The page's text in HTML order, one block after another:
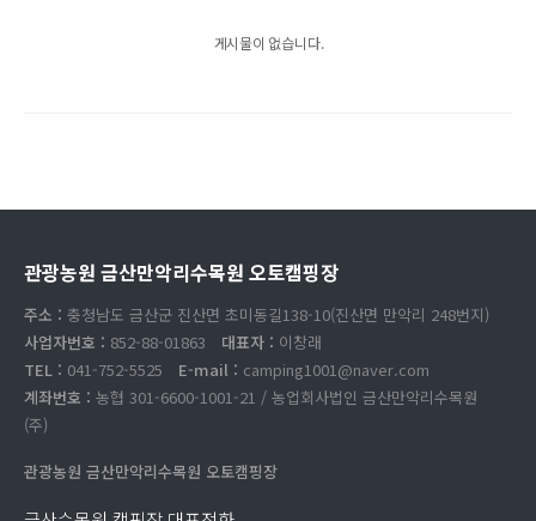
게시물이 없습니다.
관광농원 금산만악리수목원 오토캠핑장
주소 : 충청남도 금산군 진산면 초미동길138-10(진산면 만악리 248번지)
사업자번호 : 852-88-01863 대표자 : 이창래
TEL : 041-752-5525 E-mail : camping1001@naver.com
계좌번호 : 농협 301-6600-1001-21 / 농업회사법인 금산만악리수목원
(주)
관광농원 금산만악리수목원 오토캠핑장